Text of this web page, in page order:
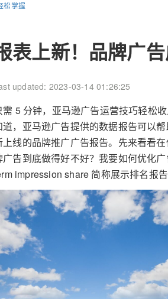
松掌握
表上新！品牌广
updated: 2023-03-14 01:26:25
需 5 分钟，亚马逊广告运营技巧轻松
道，亚马逊广告提供的数据报告可以
上线的品牌推广广告报告。先来看看
广告到底做得好不好？我要如何优化
impression share 简称展示排名报